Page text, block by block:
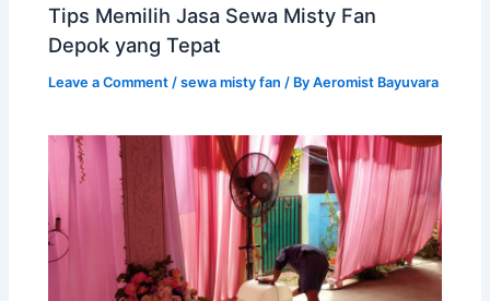
Tips Memilih Jasa Sewa Misty Fan
Depok yang Tepat
Leave a Comment /sewa misty fan / ByAeromist Bayuvara